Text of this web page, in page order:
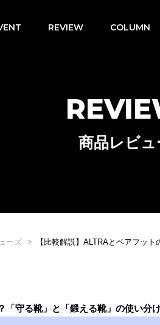
REVIEW COLUMN
商品レビュ
ーズ 【比較解説】ALTRAとベアフッ
「守る靴」と「鍛える靴」の使い分